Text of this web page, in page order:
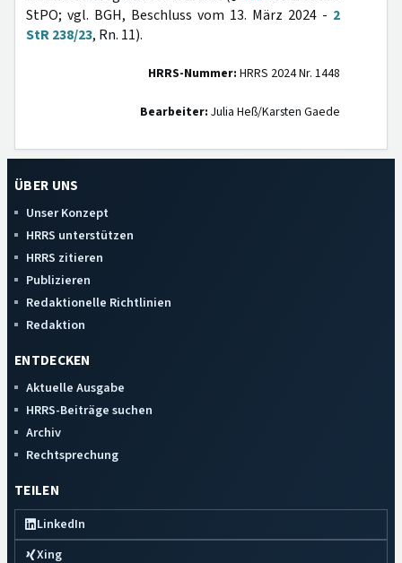
StPO; vgl. BGH, Beschluss vom 13. März 2024 - 2
StR 238/23, Rn. 11).
HRRS-Nummer: HRRS 2024 Nr. 1448
Bearbeiter: Julia Heß/Karsten Gaede
ÜBER UNS
Unser Konzept
HRRS unterstützen
HRRS zitieren
Publizieren
Redaktionelle Richtlinien
Redaktion
ENTDECKEN
Aktuelle Ausgabe
HRRS-Beiträge suchen
Archiv
Rechtsprechung
TEILEN
LinkedIn
Xing